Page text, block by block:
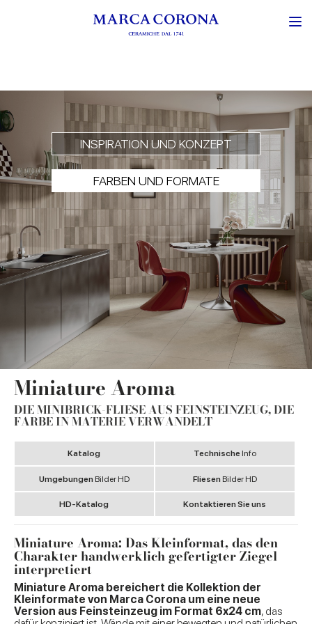
INSPIRATION UND KONZEPT
FARBEN UND FORMATE
Miniature Aroma
DIE MINIBRICK-FLIESE AUS FEINSTEINZEUG, DIE
FARBE IN MATERIE VERWANDELT
Katalog Technische Info
Umgebungen Bilder HD Fliesen Bilder HD
HD-Katalog Kontaktieren Sie uns
Miniature Aroma: Das Kleinformat, das den
Charakter handwerklich gefertigter Ziegel
interpretiert
Miniature Aroma bereichert die Kollektion der
Kleinformate von Marca Corona um eine neue
Version aus Feinsteinzeug im Format 6x24 cm, das